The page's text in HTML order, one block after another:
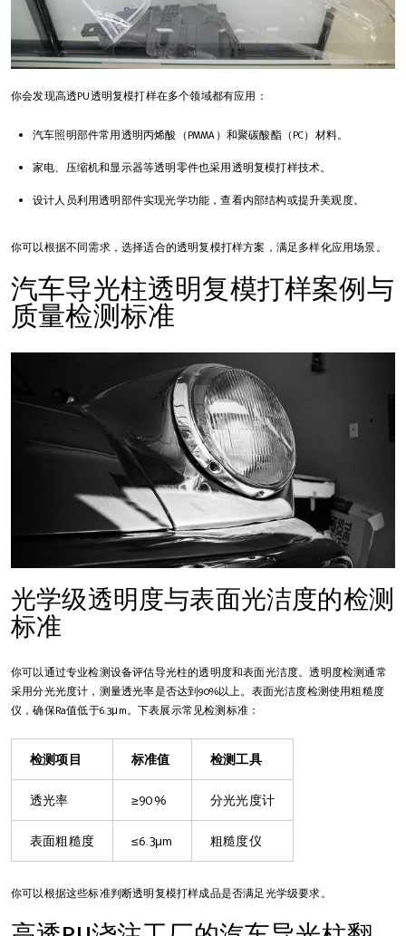
你会发现高透PU透明复模打样在多个领域都有应用：
汽车照明部件常用透明丙烯酸（PMMA）和聚碳酸酯（PC）材料。
家电、压缩机和显示器等透明零件也采用透明复模打样技术。
设计人员利用透明部件实现光学功能，查看内部结构或提升美观度。
你可以根据不同需求，选择适合的透明复模打样方案，满足多样化应用场景。
汽车导光柱透明复模打样案例与
质量检测标准
光学级透明度与表面光洁度的检测
标准
你可以通过专业检测设备评估导光柱的透明度和表面光洁度。透明度检测通常
采用分光光度计，测量透光率是否达到90%以上。表面光洁度检测使用粗糙度
仪，确保Ra值低于6.3μm。下表展示常见检测标准：
检测项目 标准值 检测工具
透光率 ≥90% 分光光度计
表面粗糙度 ≤6.3μm 粗糙度仪
你可以根据这些标准判断透明复模打样成品是否满足光学级要求。